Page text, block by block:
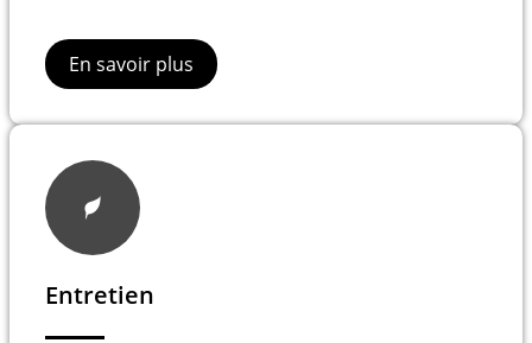
En savoir plus
Entretien